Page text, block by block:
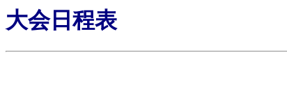
大会日程表